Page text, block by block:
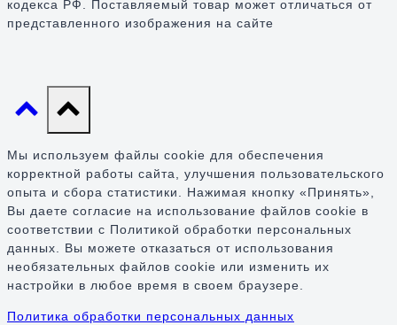
кодекса РФ. Поставляемый товар может отличаться от
представленного изображения на сайте
Мы используем файлы cookie для обеспечения
корректной работы сайта, улучшения пользовательского
опыта и сбора статистики. Нажимая кнопку «Принять»,
Вы даете согласие на использование файлов cookie в
соответствии с Политикой обработки персональных
данных. Вы можете отказаться от использования
необязательных файлов cookie или изменить их
настройки в любое время в своем браузере.
Политика обработки персональных данных